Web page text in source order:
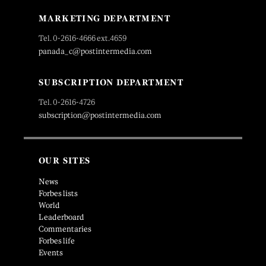
MARKETING DEPARTMENT
Tel. 0-2616-4666 ext.4659
panada_c@postintermedia.com
SUBSCRIPTION DEPARTMENT
Tel. 0-2616-4726
subscription@postintermedia.com
OUR SITES
News
Forbes lists
World
Leaderboard
Commentaries
Forbes life
Events